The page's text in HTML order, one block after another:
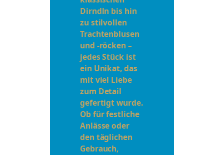
Dirndln bis hin
zu stilvollen
Trachtenblusen
und -röcken –
jedes Stück ist
ein Unikat, das
mit viel Liebe
zum Detail
gefertigt wurde.
Ob für festliche
Anlässe oder
den täglichen
Gebrauch,